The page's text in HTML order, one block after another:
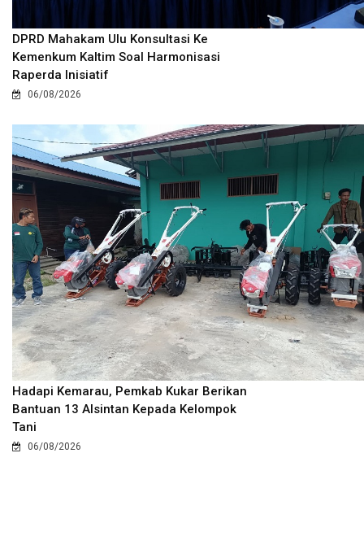
DPRD Mahakam Ulu Konsultasi Ke
Kemenkum Kaltim Soal Harmonisasi
Raperda Inisiatif
06/08/2026
Hadapi Kemarau, Pemkab Kukar Berikan
Bantuan 13 Alsintan Kepada Kelompok
Tani
06/08/2026